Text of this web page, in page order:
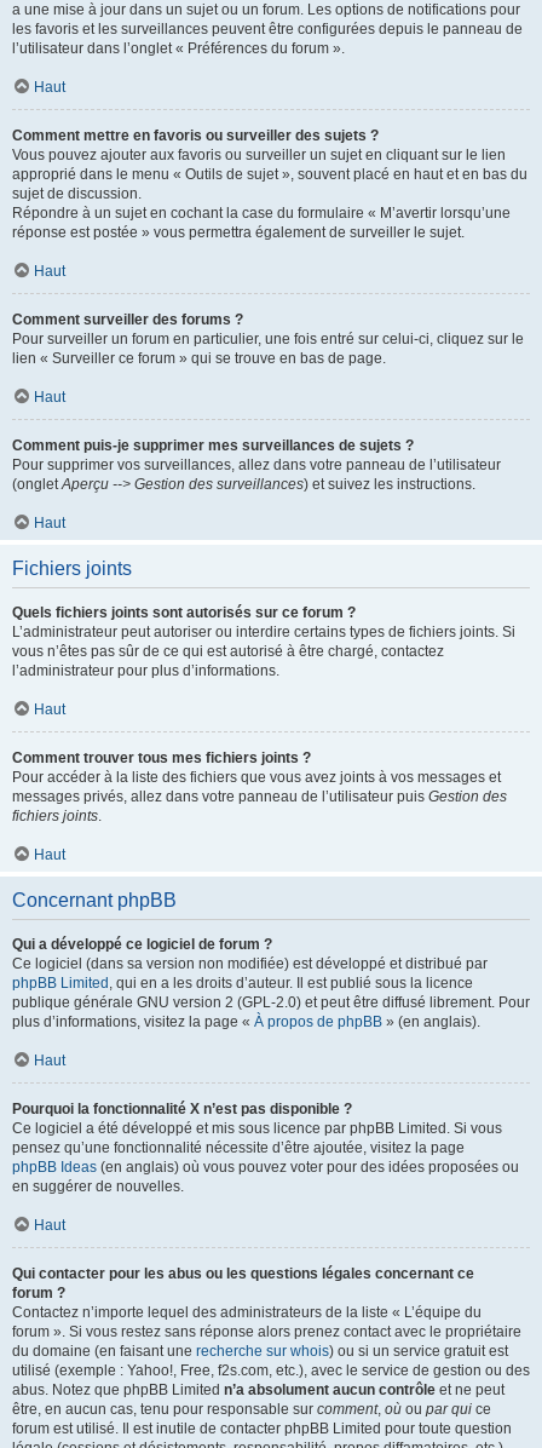
a une mise à jour dans un sujet ou un forum. Les options de notifications pour
les favoris et les surveillances peuvent être configurées depuis le panneau de
l’utilisateur dans l’onglet « Préférences du forum ».
Haut
Comment mettre en favoris ou surveiller des sujets ?
Vous pouvez ajouter aux favoris ou surveiller un sujet en cliquant sur le lien
approprié dans le menu « Outils de sujet », souvent placé en haut et en bas du
sujet de discussion.
Répondre à un sujet en cochant la case du formulaire « M’avertir lorsqu’une
réponse est postée » vous permettra également de surveiller le sujet.
Haut
Comment surveiller des forums ?
Pour surveiller un forum en particulier, une fois entré sur celui-ci, cliquez sur le
lien « Surveiller ce forum » qui se trouve en bas de page.
Haut
Comment puis-je supprimer mes surveillances de sujets ?
Pour supprimer vos surveillances, allez dans votre panneau de l’utilisateur
(ongletAperçu --> Gestion des surveillances) et suivez les instructions.
Haut
Fichiers joints
Quels fichiers joints sont autorisés sur ce forum ?
L’administrateur peut autoriser ou interdire certains types de fichiers joints. Si
vous n’êtes pas sûr de ce qui est autorisé à être chargé, contactez
l’administrateur pour plus d’informations.
Haut
Comment trouver tous mes fichiers joints ?
Pour accéder à la liste des fichiers que vous avez joints à vos messages et
messages privés, allez dans votre panneau de l’utilisateur puis Gestion des
fichiers joints.
Haut
Concernant phpBB
Qui a développé ce logiciel de forum ?
Ce logiciel (dans sa version non modifiée) est développé et distribué par
phpBB Limited , qui en a les droits d’auteur. Il est publié sous la licence
publique générale GNU version 2 (GPL-2.0) et peut être diffusé librement. Pour
plus d’informations, visitez la page « À propos de phpBB » (en anglais).
Haut
Pourquoi la fonctionnalité X n’est pas disponible ?
Ce logiciel a été développé et mis sous licence par phpBB Limited. Si vous
pensez qu’une fonctionnalité nécessite d’être ajoutée, visitez la page
phpBB Ideas (en anglais) où vous pouvez voter pour des idées proposées ou
en suggérer de nouvelles.
Haut
Qui contacter pour les abus ou les questions légales concernant ce
forum ?
Contactez n’importe lequel des administrateurs de la liste « L’équipe du
forum ». Si vous restez sans réponse alors prenez contact avec le propriétaire
du domaine (en faisant une recherche sur whois) ou si un service gratuit est
utilisé (exemple : Yahoo!, Free, f2s.com, etc.), avec le service de gestion ou des
abus. Notez que phpBB Limited n’a absolument aucun contrôle et ne peut
être, en aucun cas, tenu pour responsable sur comment, où ou par qui ce
forum est utilisé. Il est inutile de contacter phpBB Limited pour toute question